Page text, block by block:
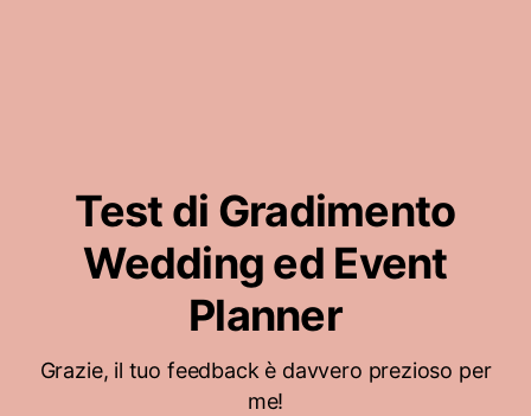
Test di Gradimento
Wedding ed Event
Planner
Grazie, il tuo feedback è davvero prezioso per
me!